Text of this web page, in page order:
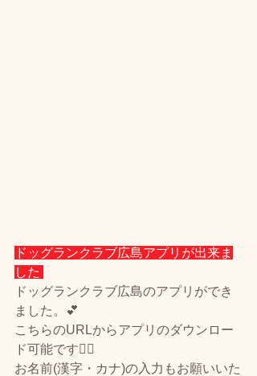
ドッグランクラブ広島アプリが出来ま
した
ドッグランクラブ広島のアプリができ
ました。💕
こちらのURLからアプリのダウンロー
ド可能です🙆‍♀️
お名前(漢字・カナ)の入力もお願いいた